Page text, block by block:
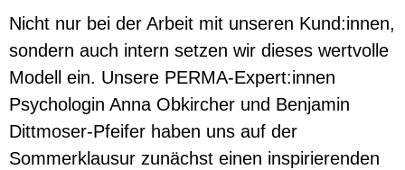
Nicht nur bei der Arbeit mit unseren Kund:innen,
sondern auch intern setzen wir dieses wertvolle
Modell ein. Unsere PERMA-Expert:innen
Psychologin Anna Obkircher und Benjamin
Dittmoser-Pfeifer haben uns auf der
Sommerklausur zunächst einen inspirierenden